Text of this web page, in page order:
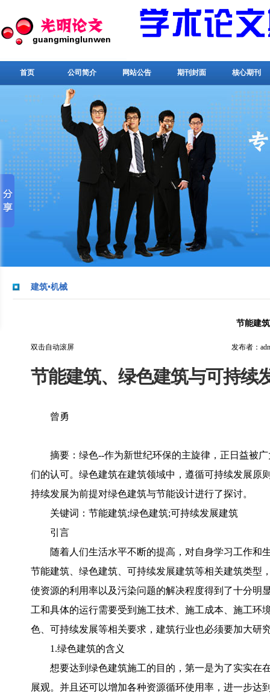
首页 公司简介 网站公告 期刊封面 核心期刊
建筑•机械
节能建
双击自动滚屏 发布者：
节能建筑、绿色建筑与可持续
曾勇
摘要：绿色--作为新世纪环保的主旋律，正日益被
们的认可。绿色建筑在建筑领域中，遵循可持续发展原
持续发展为前提对绿色建筑与节能设计进行了探讨。
关键词：节能建筑;绿色建筑;可持续发展建筑
引言
随着人们生活水平不断的提高，对自身学习工作和
节能建筑、绿色建筑、可持续发展建筑等相关建筑类型
使资源的利用率以及污染问题的解决程度得到了十分明
工和具体的运行需要受到施工技术、施工成本、施工环
色、可持续发展等相关要求，建筑行业也必须要加大研
1.绿色建筑的含义
想要达到绿色建筑施工的目的，第一是为了实实在
展观。并且还可以增加各种资源循环使用率，进一步达